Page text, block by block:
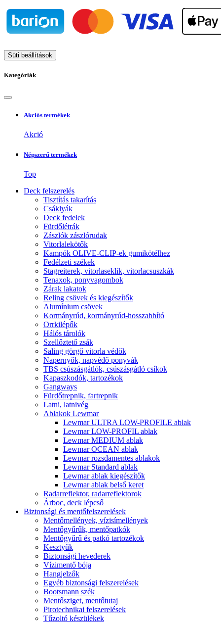
Süti beállítások
Kategóriák
Akciós termékek
Akció
Népszerű termékek
Top
Deck felszerelés
Tisztítás takarítás
Csáklyák
Deck fedelek
Fürdőlétrák
Zászlók zászlórudak
Vitorlalekötők
Kampók OLIVE-CLIP-ek gumikötélhez
Fedélzeti székek
Stagreiterek, vitorlaseklik, vitorlacsuszkák
Tenaxok, ponyvagombok
Zárak lakatok
Reling csövek és kiegészítők
Alumínium csövek
Kormányrúd, kormányrúd-hosszabbító
Orrkilépők
Hálós tárolók
Szellőztető zsák
Saling görgő vitorla védők
Napernyők, napvédő ponyvák
TBS csúszásgátlók, csúszásgátló csíkok
Kapaszkodók, tartozékok
Gangways
Fürdőtrepnik, fartrepnik
Latni, latnivég
Ablakok Lewmar
Lewmar ULTRA LOW-PROFILE ablak
Lewmar LOW-PROFIL ablak
Lewmar MEDIUM ablak
Lewmar OCEAN ablak
Lewmar rozsdamentes ablakok
Lewmar Standard ablak
Lewmar ablak kiegészítők
Lewmar ablak belső keret
Radarreflektor, radarreflektorok
Árboc, deck lépcső
Biztonsági és mentőfelszerelések
Mentőmellények, vízisímellények
Mentőgyűrűk, mentőpatkók
Mentőgyűrű és patkó tartozékok
Kesztyűk
Biztonsági hevederek
Vízimentő bója
Hangjelzők
Egyéb biztonsági felszerelések
Bootsmann szék
Mentősziget, mentőtutaj
Pirotechnikai felszerelések
Tűzoltó készülékek